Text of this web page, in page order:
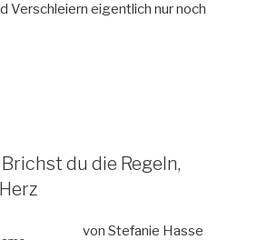
Verschleiern eigentlich nur noch
du die Regeln,
von Stefanie Hasse